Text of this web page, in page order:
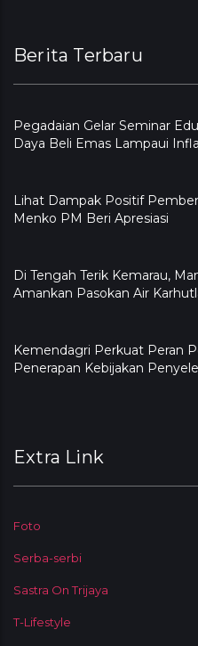
Berita Terbaru
Pegadaian Gelar Seminar
Daya Beli Emas Lampaui
Lihat Dampak Positif
Menko PM Beri Apresiasi
​Di Tengah Terik Kemarau,
Amankan Pasokan Air
Kemendagri Perkuat Peran
Penerapan Kebijakan
Extra Link
Foto
Serba-serbi
Sastra On Trijaya
T-Lifestyle